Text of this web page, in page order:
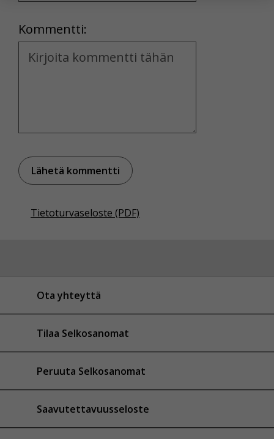
Kommentti:
Kommentti
Tietoturvaseloste (PDF)
Ota yhteyttä
Tilaa Selkosanomat
Peruuta Selkosanomat
Saavutettavuusseloste
Voit valita, hyväksytkö näiden evästeiden käytön.